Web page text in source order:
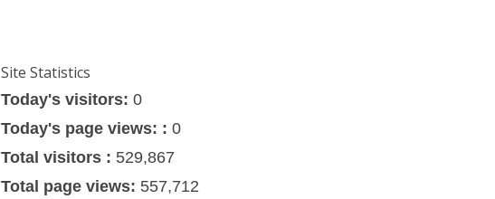
Site Statistics
Today's visitors: 0
Today's page views: : 0
Total visitors : 529,867
Total page views: 557,712